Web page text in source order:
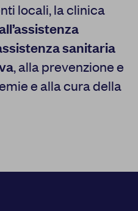
locali, la clinica
sanitaria
, alla prevenzione e
e alla cura della